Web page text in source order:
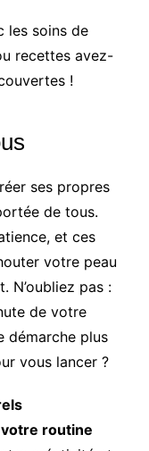
les soins de
recettes avez-
!
ses propres
de tous.
et ces
votre peau
N’oubliez pas :
de votre
démarche plus
vous lancer ?
routine